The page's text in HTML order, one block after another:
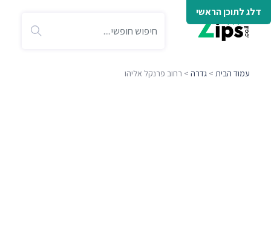
דלג לתוכן הראשי
עמוד הבית > גדרה > רחוב פרנקל אליהו